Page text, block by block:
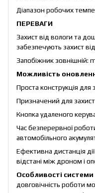
Діапазон робочих
ПЕРЕВАГИ
Захист від вологи та
забезпечують захист
Запобіжник зовнішній:
Можливість
Проста конструкція для
Призначений для
Кнопка удаленого
Час безперервної
автомобільного
Ефективна дистанція
відстані між дроном і
Особливості системи
довговічність роботи